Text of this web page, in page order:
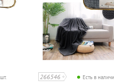
шт. 266546 Есть в